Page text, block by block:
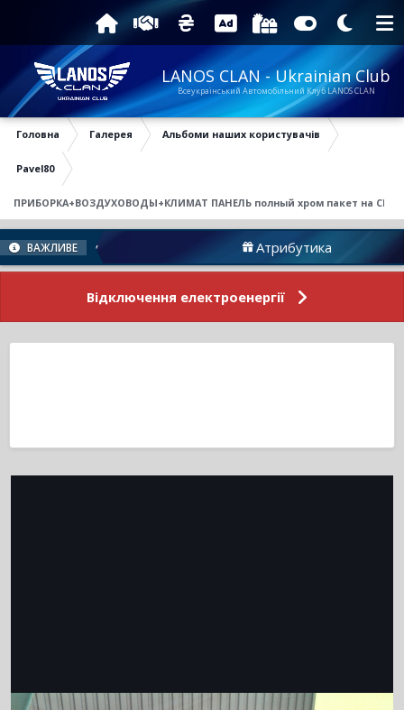
LANOS CLAN - Ukrainian Club
Всеукраїнський Автомобільний Клуб LANOS CLAN
Головна Галерея Альбоми наших користувачів
Pavel80
ПРИБОРКА+ВОЗДУХОВОДЫ+КЛИМАТ ПАНЕЛЬ полный хром пакет на СЕАТ
ВАЖЛИВЕ
Форуму Атрибутика
Відключення електроенергії